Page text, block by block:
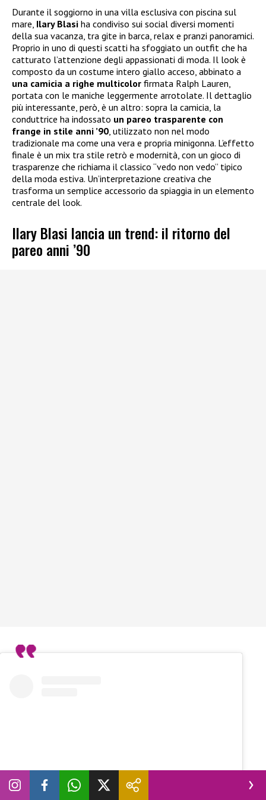
Durante il soggiorno in una villa esclusiva con piscina sul
mare, Ilary Blasi ha condiviso sui social diversi momenti
della sua vacanza, tra gite in barca, relax e pranzi panoramici.
Proprio in uno di questi scatti ha sfoggiato un outfit che ha
catturato l’attenzione degli appassionati di moda. Il look è
composto da un costume intero giallo acceso, abbinato a
una camicia a righe multicolor firmata Ralph Lauren,
portata con le maniche leggermente arrotolate. Il dettaglio
più interessante, però, è un altro: sopra la camicia, la
conduttrice ha indossato un pareo trasparente con
frange in stile anni ’90, utilizzato non nel modo
tradizionale ma come una vera e propria minigonna. L’effetto
finale è un mix tra stile retrò e modernità, con un gioco di
trasparenze che richiama il classico “vedo non vedo” tipico
della moda estiva. Un’interpretazione creativa che
trasforma un semplice accessorio da spiaggia in un elemento
centrale del look.
Ilary Blasi lancia un trend: il ritorno del
pareo anni ’90